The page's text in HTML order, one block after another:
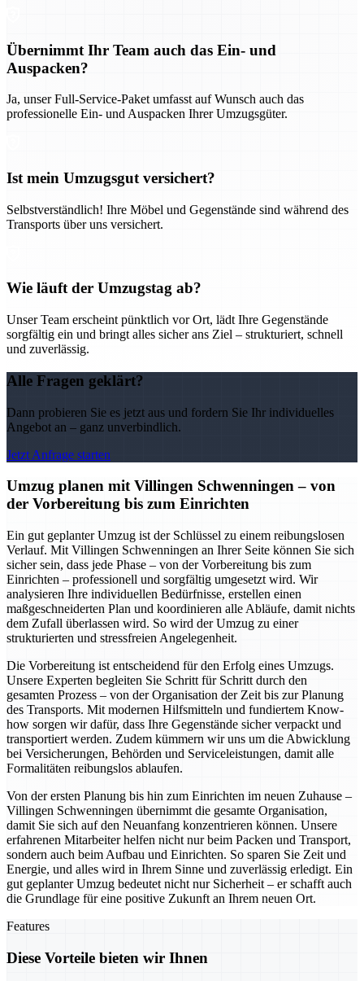
Übernimmt Ihr Team auch das Ein- und
Auspacken?
Ja, unser Full-Service-Paket umfasst auf Wunsch auch das
professionelle Ein- und Auspacken Ihrer Umzugsgüter.
Ist mein Umzugsgut versichert?
Selbstverständlich! Ihre Möbel und Gegenstände sind während des
Transports über uns versichert.
Wie läuft der Umzugstag ab?
Unser Team erscheint pünktlich vor Ort, lädt Ihre Gegenstände
sorgfältig ein und bringt alles sicher ans Ziel – strukturiert, schnell
und zuverlässig.
Alle Fragen geklärt?
Dann probieren Sie es jetzt aus und fordern Sie Ihr individuelles
Angebot an – ganz unverbindlich.
Jetzt Anfrage starten
Umzug planen mit Villingen Schwenningen – von
der Vorbereitung bis zum Einrichten
Ein gut geplanter Umzug ist der Schlüssel zu einem reibungslosen
Verlauf. Mit Villingen Schwenningen an Ihrer Seite können Sie sich
sicher sein, dass jede Phase – von der Vorbereitung bis zum
Einrichten – professionell und sorgfältig umgesetzt wird. Wir
analysieren Ihre individuellen Bedürfnisse, erstellen einen
maßgeschneiderten Plan und koordinieren alle Abläufe, damit nichts
dem Zufall überlassen wird. So wird der Umzug zu einer
strukturierten und stressfreien Angelegenheit.
Die Vorbereitung ist entscheidend für den Erfolg eines Umzugs.
Unsere Experten begleiten Sie Schritt für Schritt durch den
gesamten Prozess – von der Organisation der Zeit bis zur Planung
des Transports. Mit modernen Hilfsmitteln und fundiertem Know-
how sorgen wir dafür, dass Ihre Gegenstände sicher verpackt und
transportiert werden. Zudem kümmern wir uns um die Abwicklung
bei Versicherungen, Behörden und Serviceleistungen, damit alle
Formalitäten reibungslos ablaufen.
Von der ersten Planung bis hin zum Einrichten im neuen Zuhause –
Villingen Schwenningen übernimmt die gesamte Organisation,
damit Sie sich auf den Neuanfang konzentrieren können. Unsere
erfahrenen Mitarbeiter helfen nicht nur beim Packen und Transport,
sondern auch beim Aufbau und Einrichten. So sparen Sie Zeit und
Energie, und alles wird in Ihrem Sinne und zuverlässig erledigt. Ein
gut geplanter Umzug bedeutet nicht nur Sicherheit – er schafft auch
die Grundlage für eine positive Zukunft an Ihrem neuen Ort.
Features
Diese Vorteile bieten wir Ihnen